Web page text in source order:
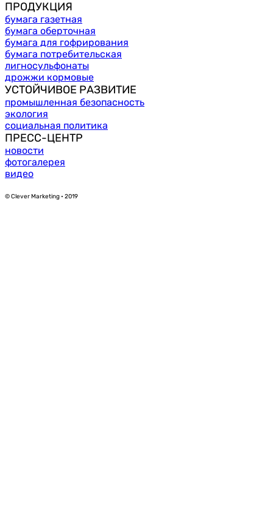
ПРОДУКЦИЯ
бумага газетная
бумага оберточная
бумага для гофрирования
бумага потребительская
лигносульфонаты
дрожжи кормовые
УСТОЙЧИВОЕ РАЗВИТИЕ
промышленная безопасность
экология
социальная политика
ПРЕСС-ЦЕНТР
новости
фотогалерея
видео
© Clever Marketing • 2019